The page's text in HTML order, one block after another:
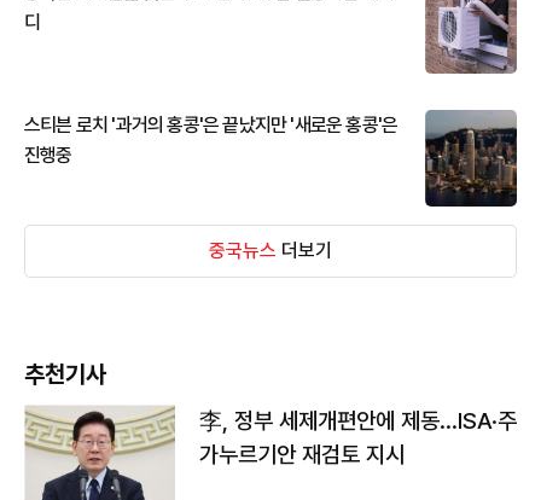
디
스티븐 로치 '과거의 홍콩'은 끝났지만 '새로운 홍콩'은
진행중
중국뉴스 더보기
추천기사
李, 정부 세제개편안에 제동…ISA·주
가누르기안 재검토 지시